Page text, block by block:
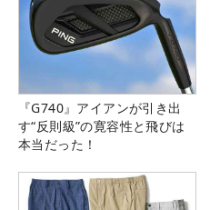
『G740』アイアンが引き出
す“反則級”の寛容性と飛びは
本当だった！